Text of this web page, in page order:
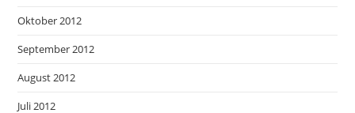
Oktober 2012
September 2012
August 2012
Juli 2012